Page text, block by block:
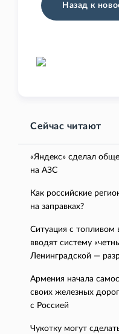
Назад к
Сейчас читают
«Яндекс» сделал
на АЗС
Как российские
на заправках?
Ситуация с топливом
вводят систему
Ленинградской —
Армения начала
своих железных
с Россией
Чукотку могут